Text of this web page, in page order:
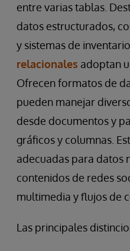
entre varias tablas.
datos estructurados,
y sistemas de
relacionales adoptan
Ofrecen formatos de
pueden manejar
desde documentos y
gráficos y columnas.
adecuadas para datos
contenidos de redes
multimedia y flujos de
Las principales